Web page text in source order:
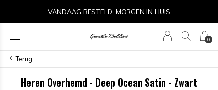
0
VANDAAG BESTELD, MORGEN IN HUIS
Terug
Heren Overhemd - Deep Ocean Satin - Zwart